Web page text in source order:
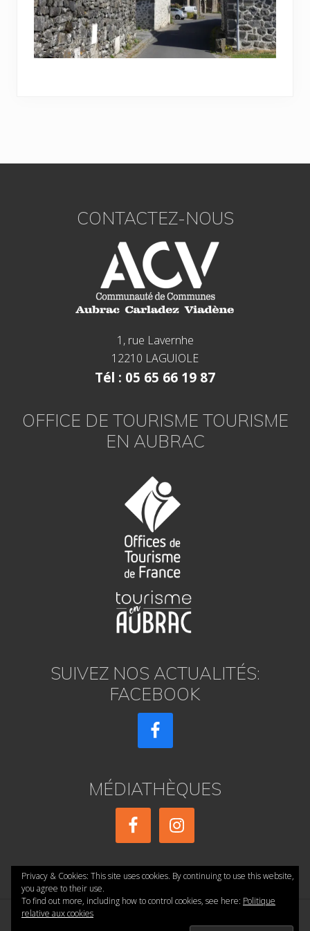
CONTACTEZ-NOUS
1, rue Lavernhe
12210 LAGUIOLE
Tél : 05 65 66 19 87
OFFICE DE TOURISME TOURISME
EN AUBRAC
SUIVEZ NOS ACTUALITÉS:
FACEBOOK
MÉDIATHÈQUES
·Accueil·Confidentialité·
Privacy & Cookies: This site uses cookies. By continuing to use this website,
you agree to their use.
To find out more, including how to control cookies, see here: Politique
relative aux cookies